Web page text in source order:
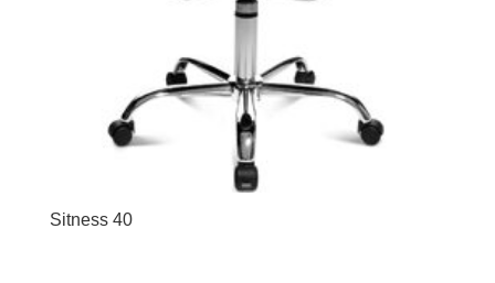
Sitness 40